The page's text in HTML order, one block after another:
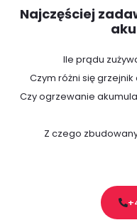
Najczęściej
Ile prądu
Czym różni się
Czy ogrzewanie
Z czego